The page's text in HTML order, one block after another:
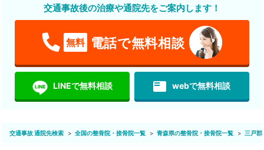
交通事故後の治療や通院先をご案内します！
無料 電話で無料相談
LINEで無料相談 featured_play_list webで無料相談
交通事故 通院先検索 全国の整骨院・接骨院一覧 青森県の整骨院・接骨院一覧 三戸郡